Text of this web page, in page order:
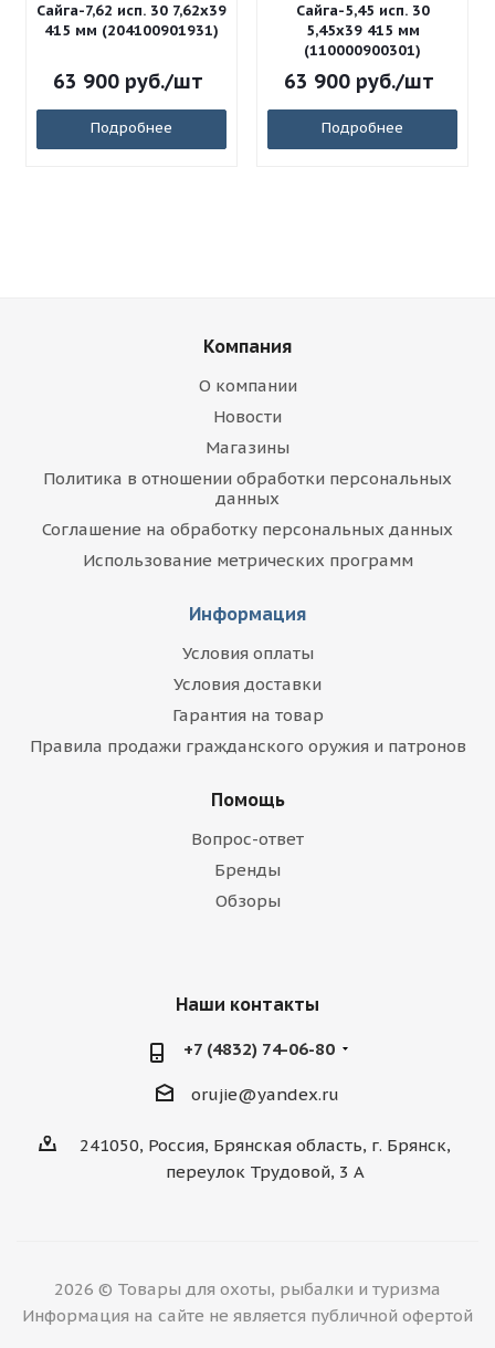
Сайга-7,62 исп. 30 7,62x39
415 мм (204100901931)
63 900руб./шт
Подробнее
Сайга-5,45 исп. 30
5,45x39 415 мм
(110000900301)
63 900руб./шт
Подробнее
Компания
О компании
Новости
Магазины
Политика в отношении обработки персональных
данных
Соглашение на обработку персональных данных
Использование метрических программ
Информация
Условия оплаты
Условия доставки
Гарантия на товар
Правила продажи гражданского оружия и патронов
Помощь
Вопрос-ответ
Бренды
Обзоры
Наши контакты
+7 (4832) 74-06-80
orujie@yandex.ru
241050, Россия, Брянская область, г. Брянск,
переулок Трудовой, 3 А
2026 © Товары для охоты, рыбалки и туризма
Информация на сайте не является публичной офертой